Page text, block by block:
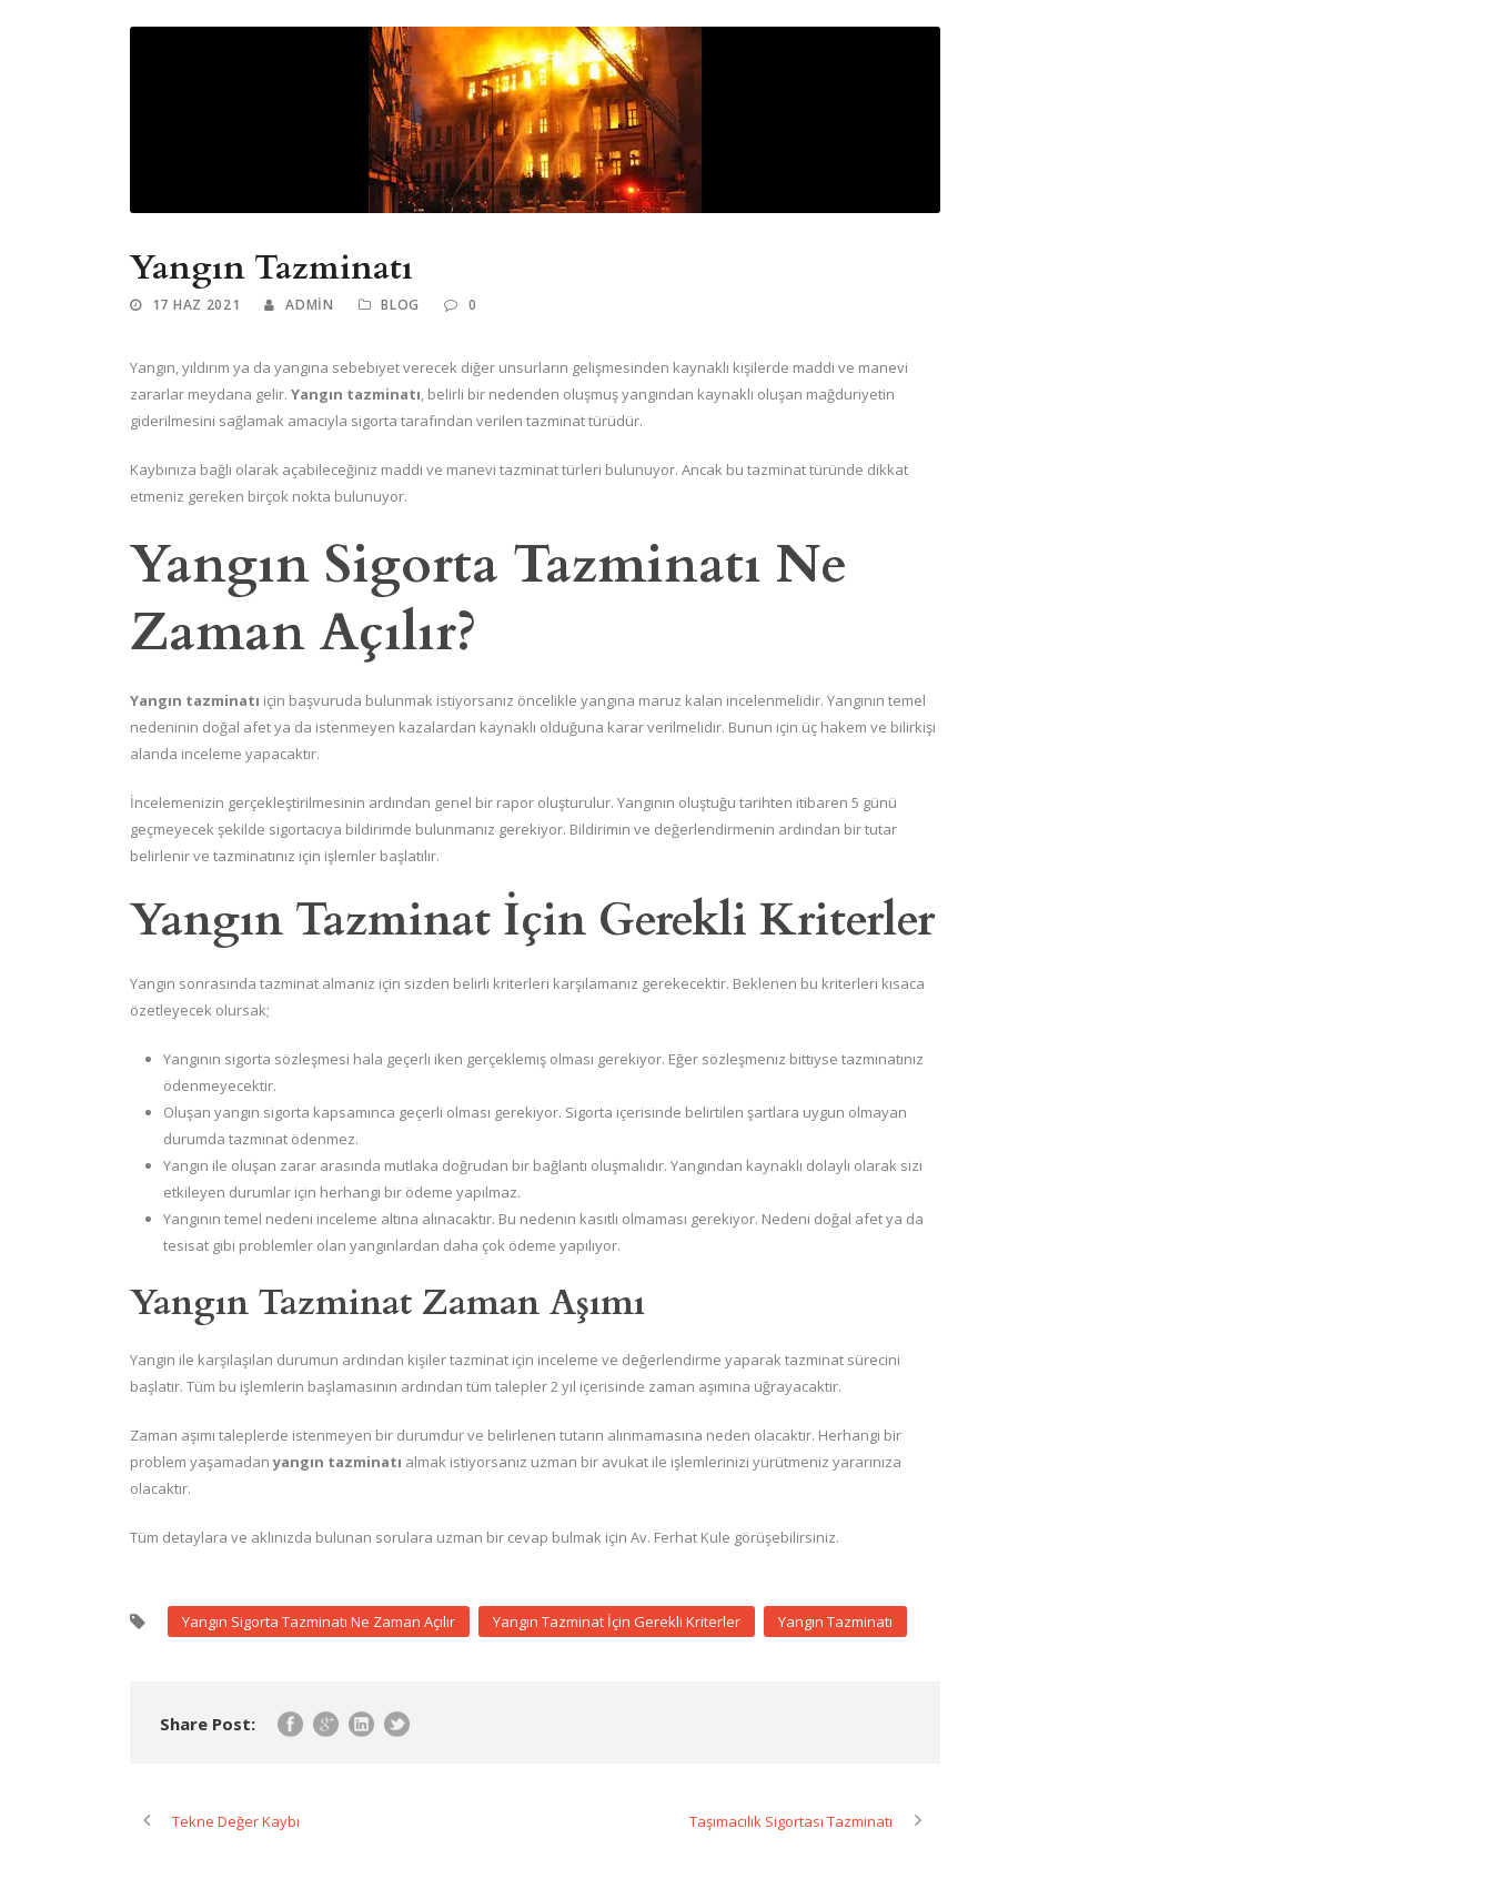
Yangın Tazminatı
17 HAZ 2021 ADMIN BLOG 0
Yangın, yıldırım ya da yangına sebebiyet verecek diğer unsurların gelişmesinden kaynaklı kişilerde maddi ve manevi
zararlar meydana gelir. Yangın tazminatı, belirli bir nedenden oluşmuş yangından kaynaklı oluşan mağduriyetin
giderilmesini sağlamak amacıyla sigorta tarafından verilen tazminat türüdür.
Kaybınıza bağlı olarak açabileceğiniz maddi ve manevi tazminat türleri bulunuyor. Ancak bu tazminat türünde dikkat
etmeniz gereken birçok nokta bulunuyor.
Yangın Sigorta Tazminatı Ne
Zaman Açılır?
Yangın tazminatı için başvuruda bulunmak istiyorsanız öncelikle yangına maruz kalan incelenmelidir. Yangının temel
nedeninin doğal afet ya da istenmeyen kazalardan kaynaklı olduğuna karar verilmelidir. Bunun için üç hakem ve bilirkişi
alanda inceleme yapacaktır.
İncelemenizin gerçekleştirilmesinin ardından genel bir rapor oluşturulur. Yangının oluştuğu tarihten itibaren 5 günü
geçmeyecek şekilde sigortacıya bildirimde bulunmanız gerekiyor. Bildirimin ve değerlendirmenin ardından bir tutar
belirlenir ve tazminatınız için işlemler başlatılır.
Yangın Tazminat İçin Gerekli Kriterler
Yangın sonrasında tazminat almanız için sizden belirli kriterleri karşılamanız gerekecektir. Beklenen bu kriterleri kısaca
özetleyecek olursak;
Yangının sigorta sözleşmesi hala geçerli iken gerçeklemiş olması gerekiyor. Eğer sözleşmeniz bittiyse tazminatınız
ödenmeyecektir.
Oluşan yangın sigorta kapsamınca geçerli olması gerekiyor. Sigorta içerisinde belirtilen şartlara uygun olmayan
durumda tazminat ödenmez.
Yangın ile oluşan zarar arasında mutlaka doğrudan bir bağlantı oluşmalıdır. Yangından kaynaklı dolaylı olarak sizi
etkileyen durumlar için herhangi bir ödeme yapılmaz.
Yangının temel nedeni inceleme altına alınacaktır. Bu nedenin kasıtlı olmaması gerekiyor. Nedeni doğal afet ya da
tesisat gibi problemler olan yangınlardan daha çok ödeme yapılıyor.
Yangın Tazminat Zaman Aşımı
Yangın ile karşılaşılan durumun ardından kişiler tazminat için inceleme ve değerlendirme yaparak tazminat sürecini
başlatır. Tüm bu işlemlerin başlamasının ardından tüm talepler 2 yıl içerisinde zaman aşımına uğrayacaktır.
Zaman aşımı taleplerde istenmeyen bir durumdur ve belirlenen tutarın alınmamasına neden olacaktır. Herhangi bir
problem yaşamadanyangın tazminatı almak istiyorsanız uzman bir avukat ile işlemlerinizi yürütmeniz yararınıza
olacaktır.
Tüm detaylara ve aklınızda bulunan sorulara uzman bir cevap bulmak için Av. Ferhat Kule görüşebilirsiniz.
Yangın Sigorta Tazminatı Ne Zaman Açılır Yangın Tazminat İçin Gerekli Kriterler Yangın Tazminatı
Share Post:
Tekne Değer Kaybı Taşımacılık Sigortası Tazminatı